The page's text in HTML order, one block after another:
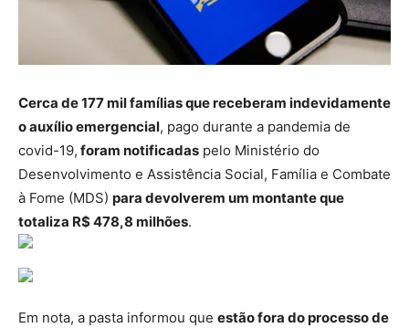
Cerca de 177 mil famílias que receberam indevidamente
o auxílio emergencial, pago durante a pandemia de
covid-19, foram notificadas pelo Ministério do
Desenvolvimento e Assistência Social, Família e Combate
à Fome (MDS) para devolverem um montante que
totaliza R$ 478,8 milhões.
Em nota, a pasta informou que estão fora do processo de